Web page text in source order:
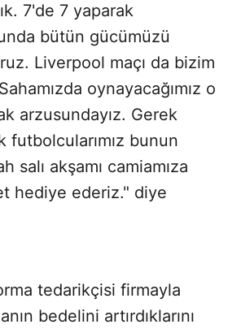
7'de 7 yaparak
bütün gücümüzü
Liverpool maçı da bizim
oynayacağımız o
arzusundayız. Gerek
bunun
salı akşamı camiamıza
hediye ederiz." diye
tedarikçisi firmayla
bedelini artırdıklarını